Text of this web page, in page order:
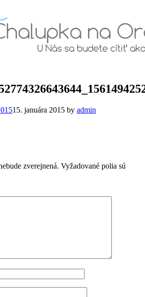
15. januára 2015 by admin
zverejnená. Vyžadované polia sú